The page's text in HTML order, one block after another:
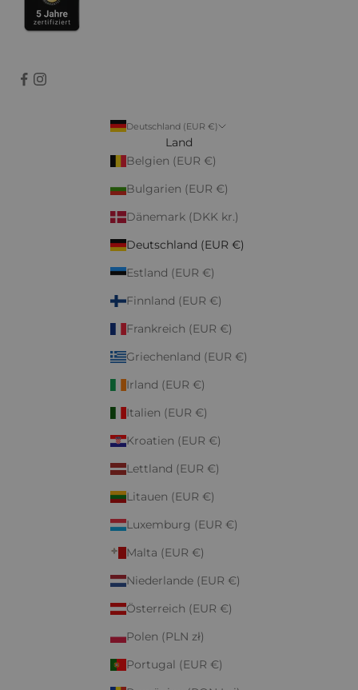
Deutschland (EUR €)
Land
Belgien (EUR €)
Bulgarien (EUR €)
Dänemark (DKK kr.)
Deutschland (EUR €)
Estland (EUR €)
Finnland (EUR €)
Frankreich (EUR €)
Griechenland (EUR €)
Irland (EUR €)
Italien (EUR €)
Kroatien (EUR €)
Lettland (EUR €)
Litauen (EUR €)
Luxemburg (EUR €)
Malta (EUR €)
Niederlande (EUR €)
Österreich (EUR €)
Polen (PLN zł)
Portugal (EUR €)